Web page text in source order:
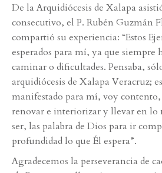
De la Arquidiócesis de Xalapa
consecutivo, el P. Rubén Guzmán
compartió su experiencia: “Estos
esperados para mí, ya que siempre
caminar o dificultades. Pensaba,
arquidiócesis de Xalapa Veracruz;
manifestado para mí, voy
renovar e interiorizar y llevar en lo
ser, las palabra de Dios para ir
profundidad lo que Él espera”.
Agradecemos la perseverancia de